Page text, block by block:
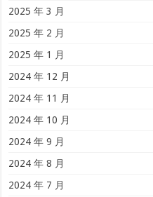
2025 年 3 月
2025 年 2 月
2025 年 1 月
2024 年 12 月
2024 年 11 月
2024 年 10 月
2024 年 9 月
2024 年 8 月
2024 年 7 月